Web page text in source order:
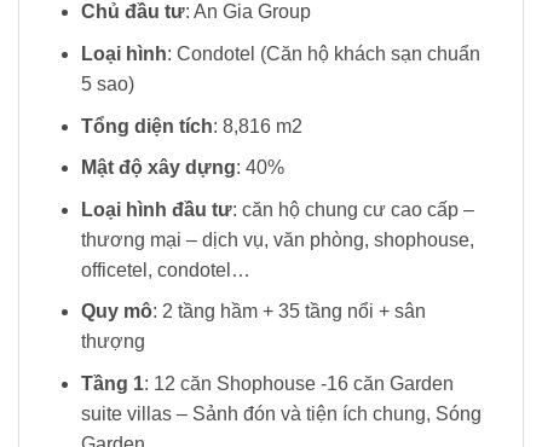
Chủ đầu tư: An Gia Group
Loại hình: Condotel (Căn hộ khách sạn chuẩn
5 sao)
Tổng diện tích: 8,816 m2
Mật độ xây dựng: 40%
Loại hình đầu tư: căn hộ chung cư cao cấp –
thương mại – dịch vụ, văn phòng, shophouse,
officetel, condotel…
Quy mô: 2 tầng hầm + 35 tầng nổi + sân
thượng
Tầng 1: 12 căn Shophouse -16 căn Garden
suite villas – Sảnh đón và tiện ích chung, Sóng